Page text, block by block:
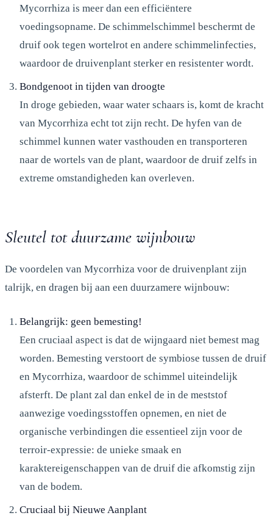
Mycorrhiza is meer dan een efficiëntere
voedingsopname. De schimmelschimmel beschermt de
druif ook tegen wortelrot en andere schimmelinfecties,
waardoor de druivenplant sterker en resistenter wordt.
Bondgenoot in tijden van droogte
In droge gebieden, waar water schaars is, komt de kracht
van Mycorrhiza echt tot zijn recht. De hyfen van de
schimmel kunnen water vasthouden en transporteren
naar de wortels van de plant, waardoor de druif zelfs in
extreme omstandigheden kan overleven.
Sleutel tot duurzame wijnbouw
De voordelen van Mycorrhiza voor de druivenplant zijn
talrijk, en dragen bij aan een duurzamere wijnbouw:
Belangrijk: geen bemesting!
Een cruciaal aspect is dat de wijngaard niet bemest mag
worden. Bemesting verstoort de symbiose tussen de druif
en Mycorrhiza, waardoor de schimmel uiteindelijk
afsterft. De plant zal dan enkel de in de meststof
aanwezige voedingsstoffen opnemen, en niet de
organische verbindingen die essentieel zijn voor de
terroir-expressie: de unieke smaak en
karaktereigenschappen van de druif die afkomstig zijn
van de bodem.
Cruciaal bij Nieuwe Aanplant